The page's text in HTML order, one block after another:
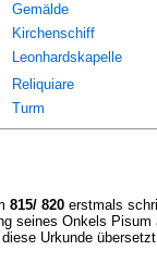
Gemälde
Kirchenschiff
Leonhardskapelle
Reliquiare
Turm
815/ 820 erstmals
seines Onkels Pisum
Urkunde